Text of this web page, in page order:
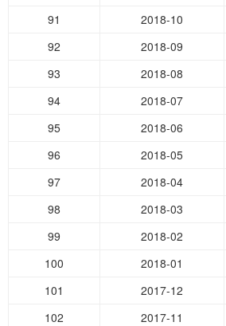
91
2018-10
92
2018-09
93
2018-08
94
2018-07
95
2018-06
96
2018-05
97
2018-04
98
2018-03
99
2018-02
100
2018-01
101
2017-12
102
2017-11